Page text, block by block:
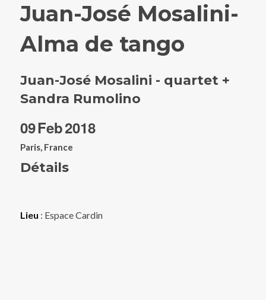
Juan-José Mosalini-
Alma de tango
Juan-José Mosalini - quartet +
Sandra Rumolino
09Feb2018
Paris, France
Détails
Lieu : Espace Cardin